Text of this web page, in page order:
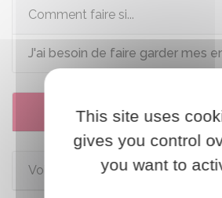
Comment faire si...
J'ai besoin de faire garder mes
Services en ligne et
Voir aussi
This site uses
gives you control
you want to